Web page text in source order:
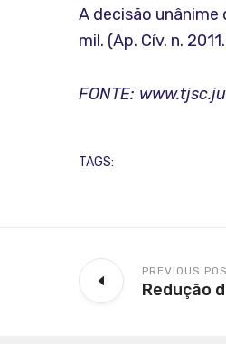
A decisão unânime
mil. (Ap. Cív. n.
FONTE:
TAGS:
PREVIOUS